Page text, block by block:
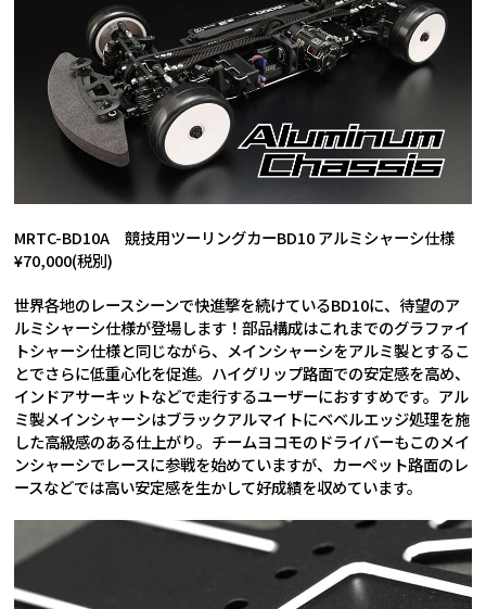
MRTC-BD10A 競技用ツーリングカーBD10 アルミシャーシ仕様
¥70,000(税別)
世界各地のレースシーンで快進撃を続けているBD10に、待望のア
ルミシャーシ仕様が登場します！部品構成はこれまでのグラファイ
トシャーシ仕様と同じながら、メインシャーシをアルミ製とするこ
とでさらに低重心化を促進。ハイグリップ路面での安定感を高め、
インドアサーキットなどで走行するユーザーにおすすめです。アル
ミ製メインシャーシはブラックアルマイトにベベルエッジ処理を施
した高級感のある仕上がり。チームヨコモのドライバーもこのメイ
ンシャーシでレースに参戦を始めていますが、カーペット路面のレ
ースなどでは高い安定感を生かして好成績を収めています。